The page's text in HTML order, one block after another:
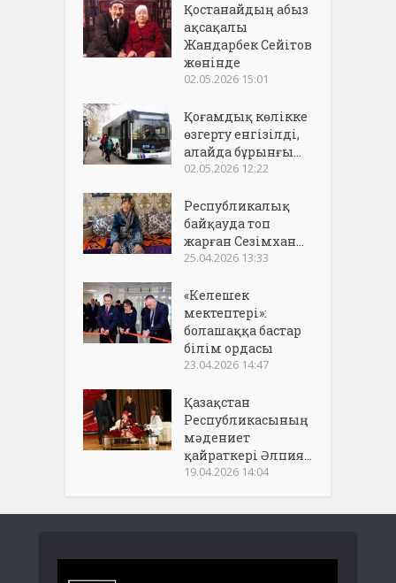
Қостанайдың абыз
ақсақалы
Жандарбек Сейітов
жөнінде
02.05.2026 15:01
Қоғамдық көлікке
өзгерту енгізілді,
алайда бұрынғы...
02.05.2026 12:22
Республикалық
байқауда топ
жарған Сезімхан...
25.04.2026 13:33
«Келешек
мектептері»:
болашаққа бастар
білім ордасы
23.04.2026 14:47
Қазақстан
Республикасының
мәдениет
қайраткері Әлпия...
19.04.2026 14:04